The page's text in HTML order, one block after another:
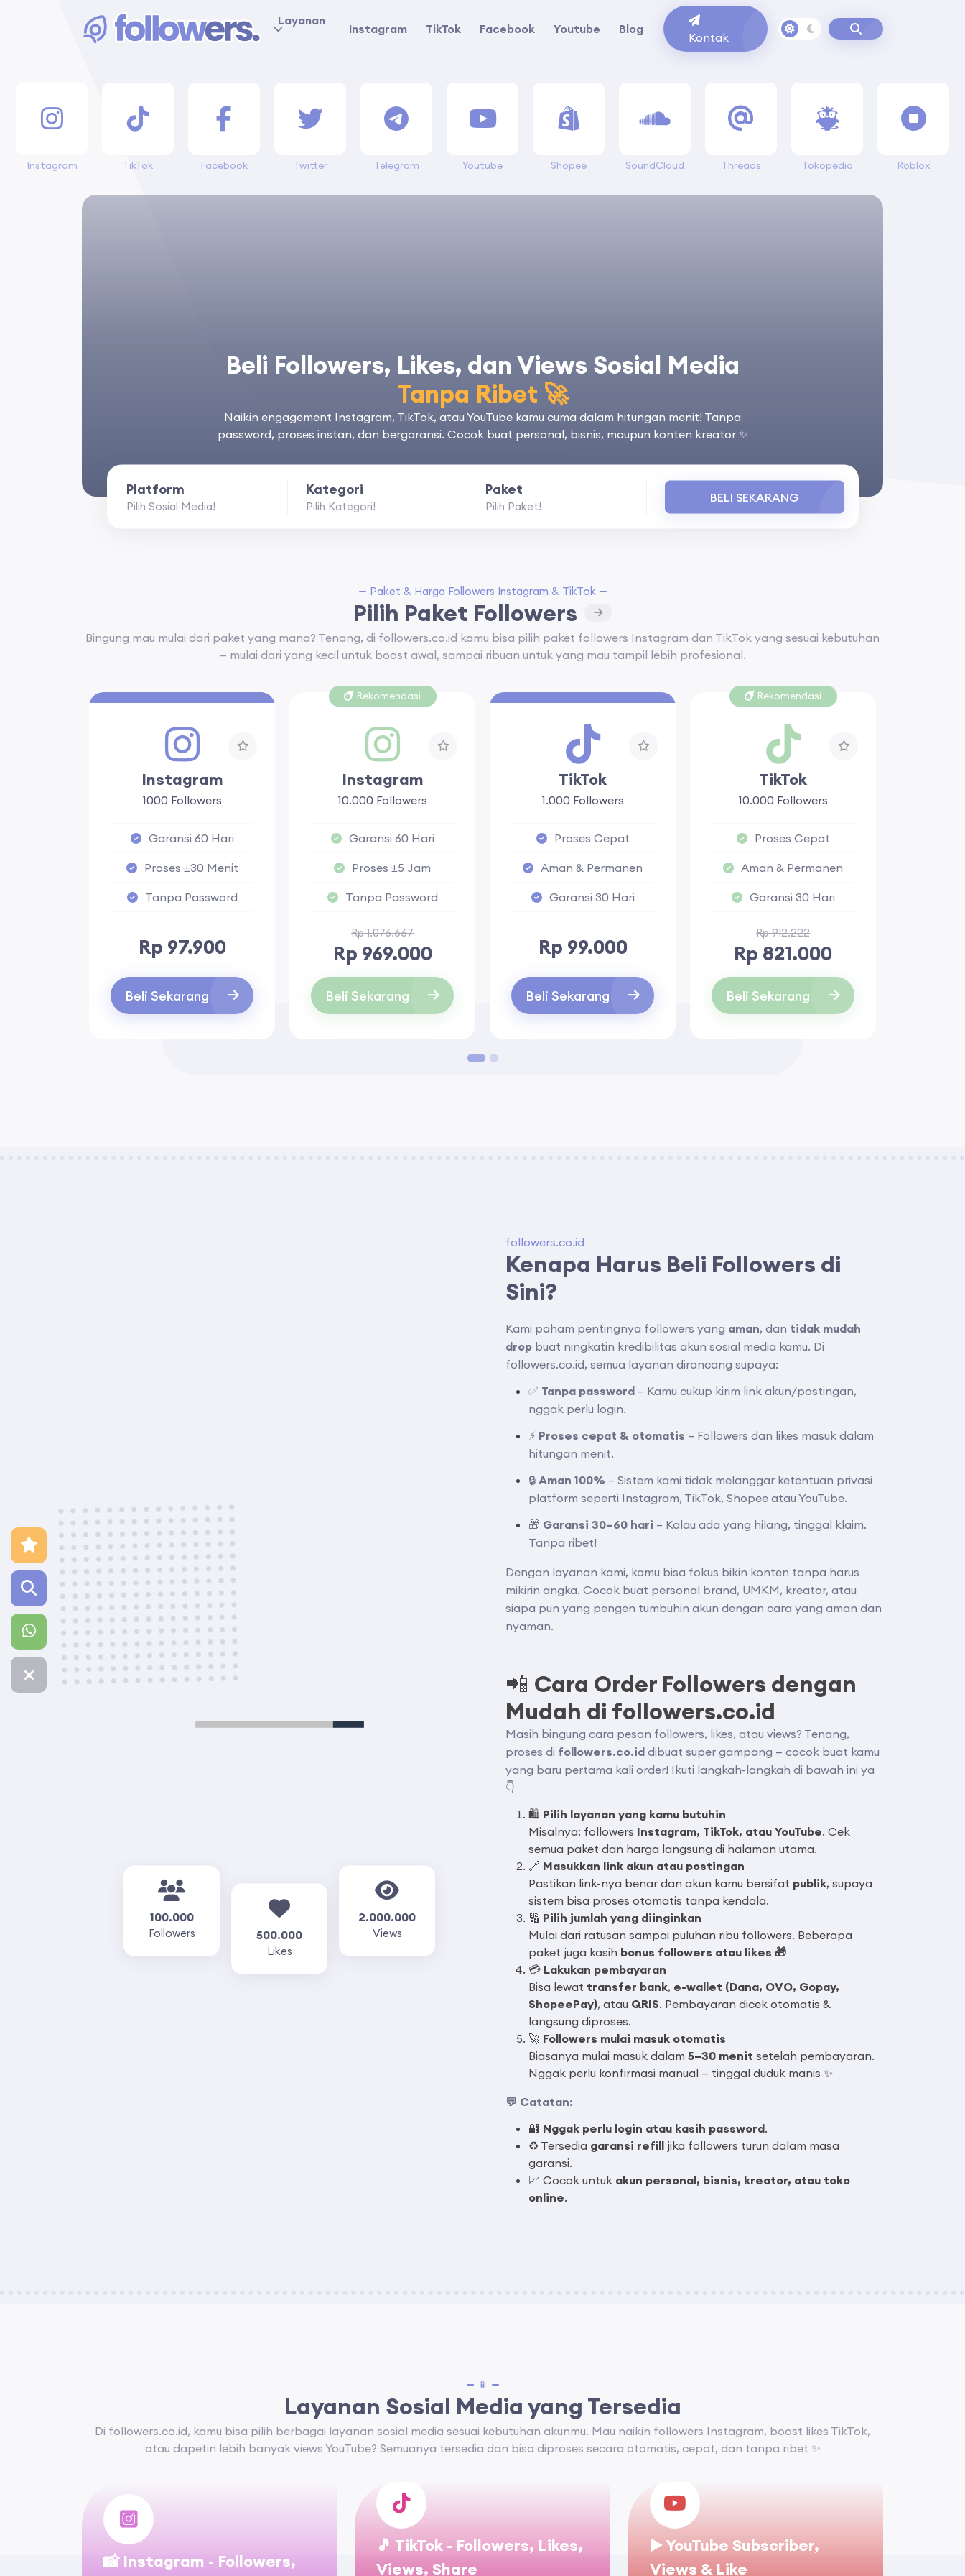
Layanan
Instagram TikTok Facebook Youtube Blog
Kontak
Instagram TikTok Facebook Twitter Telegram Youtube Shopee SoundCloud Threads Tokopedia Roblox
Beli Followers, Likes, dan Views Sosial Media
Tanpa Ribet 🚀
Naikin engagement Instagram, TikTok, atau YouTube kamu cuma dalam hitungan menit! Tanpa
password, proses instan, dan bergaransi. Cocok buat personal, bisnis, maupun konten kreator ✨
Platform
Pilih Sosial Media!
Kategori
Pilih Kategori!
Paket
Pilih Paket!
BELI SEKARANG
Paket & Harga Followers Instagram & TikTok
Pilih Paket Followers
Bingung mau mulai dari paket yang mana? Tenang, di followers.co.id kamu bisa pilih paket followers Instagram dan TikTok yang sesuai kebutuhan
— mulai dari yang kecil untuk boost awal, sampai ribuan untuk yang mau tampil lebih profesional.
Instagram
1000 Followers
Garansi 60 Hari
Proses ±30 Menit
Tanpa Password
Rp 97.900
Beli Sekarang
Rekomendasi
Instagram
10.000 Followers
Garansi 60 Hari
Proses ±5 Jam
Tanpa Password
Rp 1.076.667
Rp 969.000
Beli Sekarang
TikTok
1.000 Followers
Proses Cepat
Aman & Permanen
Garansi 30 Hari
Rp 99.000
Beli Sekarang
Rekomendasi
TikTok
10.000 Followers
Proses Cepat
Aman & Permanen
Garansi 30 Hari
Rp 912.222
Rp 821.000
Beli Sekarang
100.000
Followers 500.000
Likes
2.000.000
Views
followers.co.id
Kenapa Harus Beli Followers di
Sini?
Kami paham pentingnya followers yang aman, dan tidak mudah
drop buat ningkatin kredibilitas akun sosial media kamu. Di
followers.co.id, semua layanan dirancang supaya:
✅ Tanpa password – Kamu cukup kirim link akun/postingan,
nggak perlu login.
⚡ Proses cepat & otomatis – Followers dan likes masuk dalam
hitungan menit.
🔒 Aman 100% – Sistem kami tidak melanggar ketentuan privasi
platform seperti Instagram, TikTok, Shopee atau YouTube.
🎁 Garansi 30–60 hari – Kalau ada yang hilang, tinggal klaim.
Tanpa ribet!
Dengan layanan kami, kamu bisa fokus bikin konten tanpa harus
mikirin angka. Cocok buat personal brand, UMKM, kreator, atau
siapa pun yang pengen tumbuhin akun dengan cara yang aman dan
nyaman.
📲 Cara Order Followers dengan
Mudah di followers.co.id
Masih bingung cara pesan followers, likes, atau views? Tenang,
proses di followers.co.id dibuat super gampang — cocok buat kamu
yang baru pertama kali order! Ikuti langkah-langkah di bawah ini ya
👇
🛍️ Pilih layanan yang kamu butuhin
Misalnya: followers Instagram, TikTok, atau YouTube. Cek
semua paket dan harga langsung di halaman utama.
🔗 Masukkan link akun atau postingan
Pastikan link-nya benar dan akun kamu bersifat publik, supaya
sistem bisa proses otomatis tanpa kendala.
🔢 Pilih jumlah yang diinginkan
Mulai dari ratusan sampai puluhan ribu followers. Beberapa
paket juga kasih bonus followers atau likes 🎁
💳 Lakukan pembayaran
Bisa lewat transfer bank, e-wallet (Dana, OVO, Gopay,
ShopeePay), atau QRIS. Pembayaran dicek otomatis &
langsung diproses.
🚀 Followers mulai masuk otomatis
Biasanya mulai masuk dalam 5–30 menit setelah pembayaran.
Nggak perlu konfirmasi manual — tinggal duduk manis ✨
💬 Catatan:
🔐 Nggak perlu login atau kasih password.
♻️ Tersedia garansi refill jika followers turun dalam masa
garansi.
📈 Cocok untuk akun personal, bisnis, kreator, atau toko
online.
📱
Layanan Sosial Media yang Tersedia
Di followers.co.id, kamu bisa pilih berbagai layanan sosial media sesuai kebutuhan akunmu. Mau naikin followers Instagram, boost likes TikTok,
atau dapetin lebih banyak views YouTube? Semuanya tersedia dan bisa diproses secara otomatis, cepat, dan tanpa ribet ✨
📸 Instagram - Followers,
🎵 TikTok - Followers, Likes,
Views, Share
▶️ YouTube Subscriber,
Views & Like